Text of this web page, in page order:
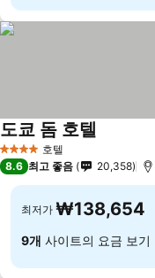
4 성급 호텔
도쿄 돔 호텔
8.6 최고 좋음 20,358
최저가 ₩138,654
9개 사이트의 요금 보기